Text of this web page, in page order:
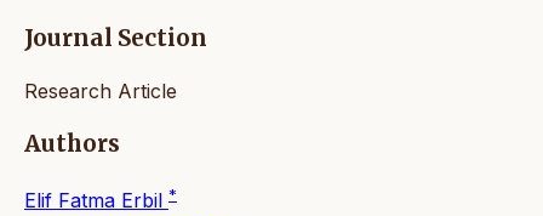
Journal Section
Research Article
Authors
Elif Fatma Erbil *